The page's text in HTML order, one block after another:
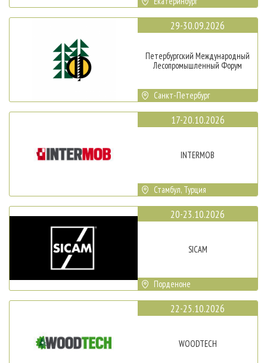
29-30.09.2026
Петербургский Международный
Лесопромышленный Форум
Санкт-Петербург
17-20.10.2026
INTERMOB
Стамбул, Турция
20-23.10.2026
SICAM
Порденоне
22-25.10.2026
WOODTECH